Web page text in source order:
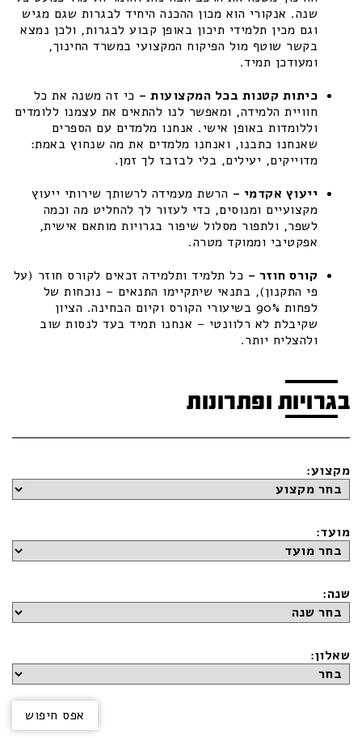
שנה. אנקורי הוא מכון ההכנה היחיד לבגרות שגם מגיש
וגם מכין תלמידי תיכון באופן קבוע לבגרות, ולכן נמצא
בקשר שוטף מול הפיקוח המקצועי במשרד החינוך,
ומעודכן תמיד.
כיתות קטנות בכל המקצועות – כי זה משנה את כל
חוויית הלמידה, ומאפשר לנו להתאים את עצמנו ללומדים
וללומדות באופן אישי. אנחנו מלמדים עם הספרים
שאנחנו כתבנו, ואנחנו מלמדים את מה שנחוץ באמת:
מדוייקים, יעילים, בלי לבזבז לך זמן.
ייעוץ אקדמי – הרשת מעמידה לרשותך שירותי ייעוץ
מקצועיים ומנוסים, כדי לעזור לך להחליט מה וכמה
לשפר, ולתפור מסלול שיפור בגרויות מותאם אישית,
אפקטיבי וממוקד מטרה.
קורס חוזר – כל תלמיד ותלמידה זכאים לקורס חוזר (על
פי התקנון), בתנאי שיתקיימו התנאים – נוכחות של
לפחות 90% בשיעורי הקורס וקיום הבחינה. הציון
שקיבלת לא רלוונטי – אנחנו תמיד בעד לנסות שוב
ולהצליח יותר.
בגרויות ופתרונות
מקצוע:
מועד:
שנה:
שאלון: